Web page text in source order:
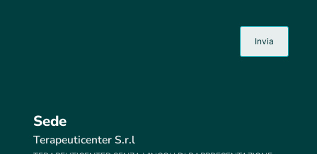
Sede
Terapeuticenter S.r.l